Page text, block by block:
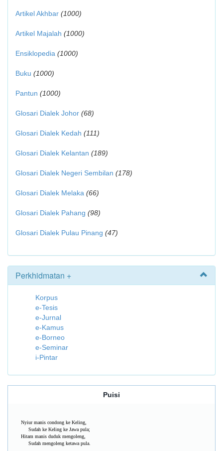
Artikel Akhbar (1000)
Artikel Majalah (1000)
Ensiklopedia (1000)
Buku (1000)
Pantun (1000)
Glosari Dialek Johor (68)
Glosari Dialek Kedah (111)
Glosari Dialek Kelantan (189)
Glosari Dialek Negeri Sembilan (178)
Glosari Dialek Melaka (66)
Glosari Dialek Pahang (98)
Glosari Dialek Pulau Pinang (47)
Perkhidmatan +
Korpus
e-Tesis
e-Jurnal
e-Kamus
e-Borneo
e-Seminar
i-Pintar
Puisi
Nyiur manis condong ke Keling,
Sudah ke Keling ke Jawa pula;
Hitam manis duduk mengoleng,
Sudah mengoleng ketawa pula.